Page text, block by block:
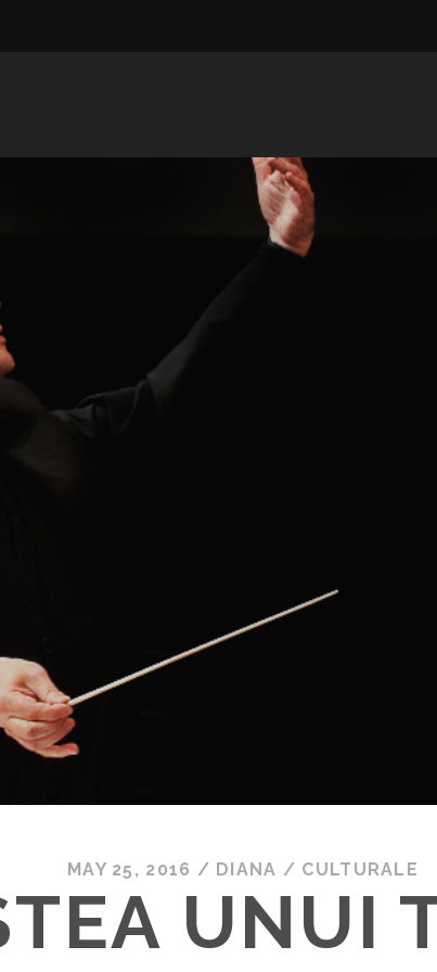
MAY 25, 2016 / DIANA / CULTURALE
UNUI